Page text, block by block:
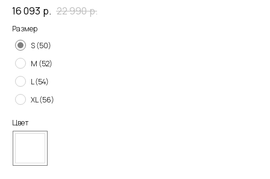
16 093 р. 22 990р.
Размер
S (50)
M (52)
L (54)
XL (56)
Цвет